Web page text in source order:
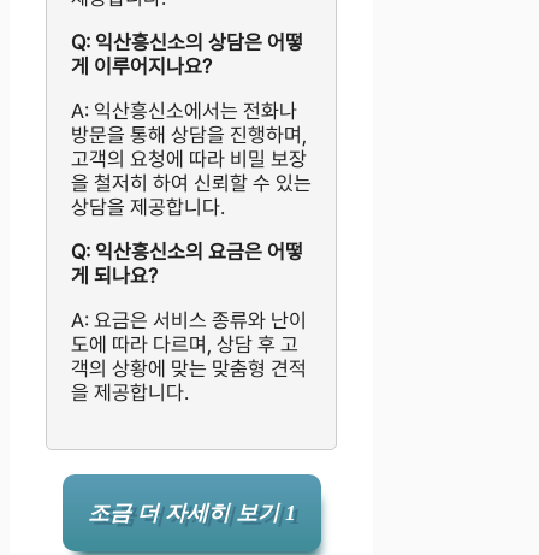
Q: 익산흥신소의 상담은 어떻
게 이루어지나요?
A: 익산흥신소에서는 전화나
방문을 통해 상담을 진행하며,
고객의 요청에 따라 비밀 보장
을 철저히 하여 신뢰할 수 있는
상담을 제공합니다.
Q: 익산흥신소의 요금은 어떻
게 되나요?
A: 요금은 서비스 종류와 난이
도에 따라 다르며, 상담 후 고
객의 상황에 맞는 맞춤형 견적
을 제공합니다.
조금 더 자세히 보기 1